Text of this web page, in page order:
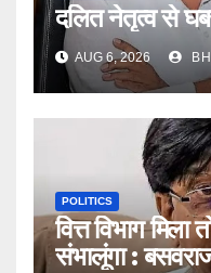
दलित नेतृत्व से
AUG 6, 2026
POLITICS
वित्त विभाग मिला
संभालूंगा :